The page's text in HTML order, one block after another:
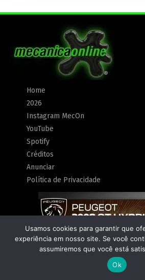
Home
2026
Instagram MecOn
YouTube
Spotify
Créditos
Anunciar
Política de Privacidade
Usamos cookies para garantir que
experiência em nosso site. Se você
assumiremos que você está
Ok